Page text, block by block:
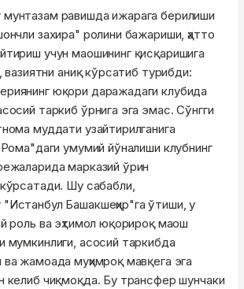
равишда ижарага берилиши
захира" ролини бажариши, ҳатто
учун маошининг қисқаришига
вазиятни аниқ кўрсатиб турибди:
юқори даражадаги клубида
таркиб ўрнига эга эмас. Сўнгги
муддати узайтирилганига
умумий йўналиши клубнинг
марказий ўрин
кўрсатади. Шу сабабли,
Башакшеҳир"га ўтиши, у
роль ва эҳтимол юқорироқ маош
мумкинлиги, асосий таркибда
жамоада муҳимроқ мавқега эга
келиб чиқмоқда. Бу трансфер шунчаки